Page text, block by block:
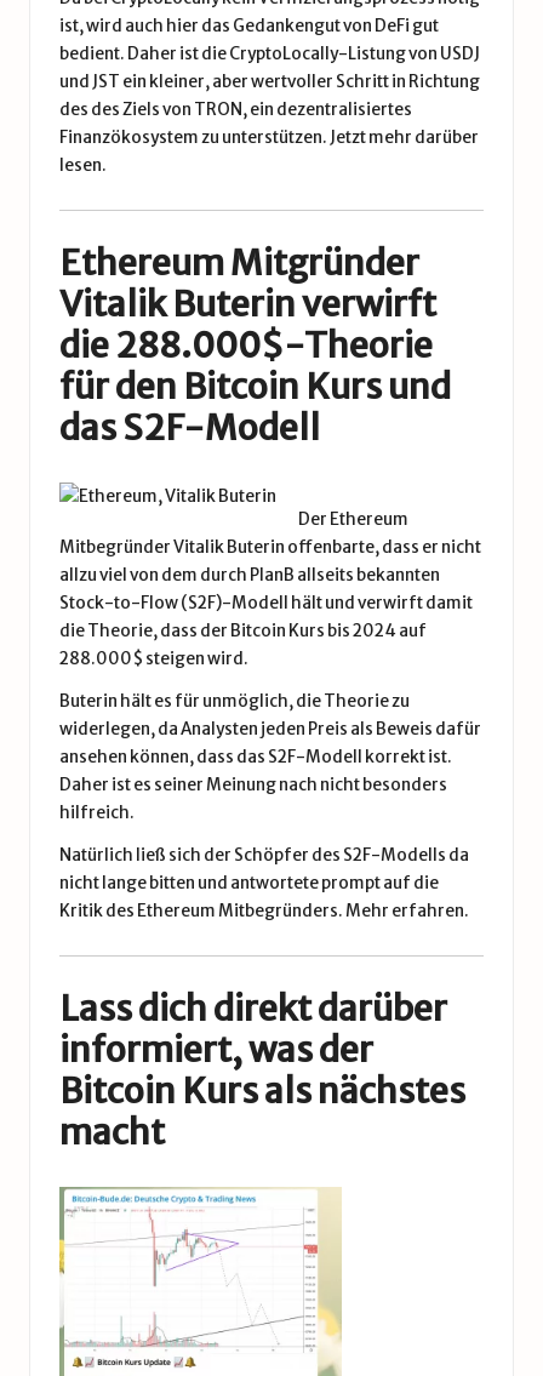
ist, wird auch hier das Gedankengut von DeFi gut
bedient. Daher ist die CryptoLocally-Listung von USDJ
und JST ein kleiner, aber wertvoller Schritt in Richtung
des des Ziels von TRON, ein dezentralisiertes
Finanzökosystem zu unterstützen. Jetzt mehr darüber
lesen.
Ethereum Mitgründer
Vitalik Buterin verwirft
die 288.000$-Theorie
für den Bitcoin Kurs und
das S2F-Modell
Der Ethereum
Mitbegründer Vitalik Buterin offenbarte, dass er nicht
allzu viel von dem durch PlanB allseits bekannten
Stock-to-Flow (S2F)-Modell hält und verwirft damit
die Theorie, dass der Bitcoin Kurs bis 2024 auf
288.000$ steigen wird.
Buterin hält es für unmöglich, die Theorie zu
widerlegen, da Analysten jeden Preis als Beweis dafür
ansehen können, dass das S2F-Modell korrekt ist.
Daher ist es seiner Meinung nach nicht besonders
hilfreich.
Natürlich ließ sich der Schöpfer des S2F-Modells da
nicht lange bitten und antwortete prompt auf die
Kritik des Ethereum Mitbegründers.Mehr erfahren.
Lass dich direkt darüber
informiert, was der
Bitcoin Kurs als nächstes
macht